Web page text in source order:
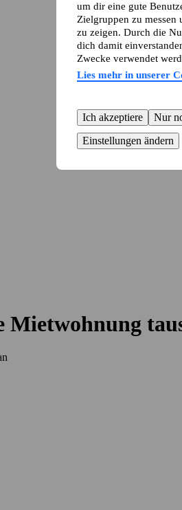
um dir eine gute
Zielgruppen zu messen
zu zeigen. Durch die
dich damit
Zwecke verwendet
Lies mehr in unserer
Ich akzeptiere
Nur
Einstellungen ändern
Mietwohnung